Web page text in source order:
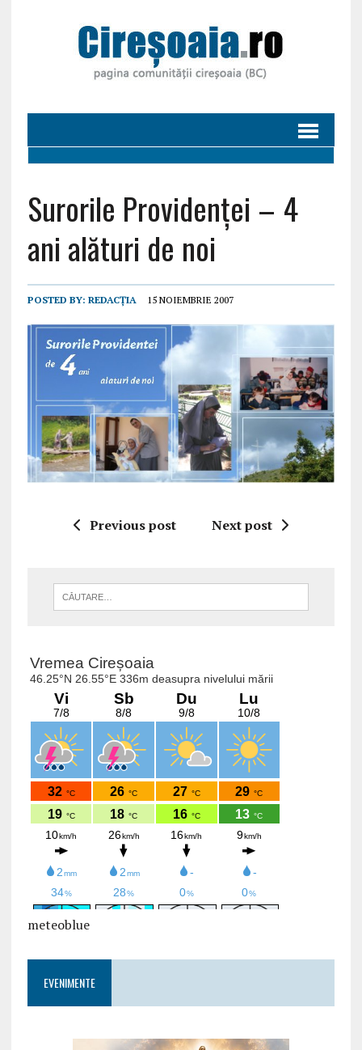
Surorile Providenței – 4
ani alături de noi
POSTED BY: REDACȚIA 15 NOIEMBRIE 2007
Previous post Next post
meteoblue
EVENIMENTE